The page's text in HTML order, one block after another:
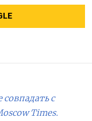
с
Times.